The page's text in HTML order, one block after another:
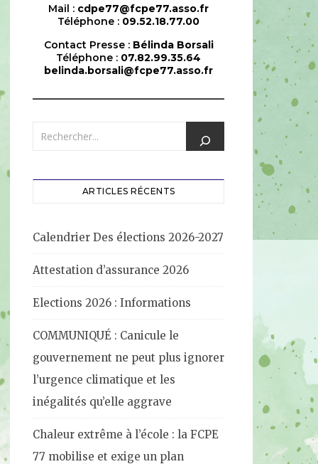
Mail : cdpe77@fcpe77.asso.fr
Téléphone : 09.52.18.77.00
Contact Presse : Bélinda Borsali
Téléphone : 07.82.99.35.64
belinda.borsali@fcpe77.asso.fr
ARTICLES RÉCENTS
Calendrier Des élections 2026-2027
Attestation d’assurance 2026
Elections 2026 : Informations
COMMUNIQUÉ : Canicule le
gouvernement ne peut plus ignorer
l’urgence climatique et les
inégalités qu’elle aggrave
Chaleur extrême à l’école : la FCPE
77 mobilise et exige un plan